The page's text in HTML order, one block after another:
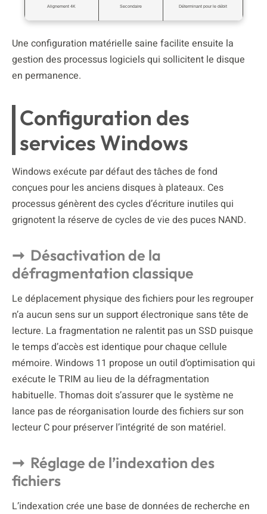
Alignement 4K Secondaire Déterminant pour le débit
Une configuration matérielle saine facilite ensuite la
gestion des processus logiciels qui sollicitent le disque
en permanence.
Configuration des
services Windows
Windows exécute par défaut des tâches de fond
conçues pour les anciens disques à plateaux. Ces
processus génèrent des cycles d’écriture inutiles qui
grignotent la réserve de cycles de vie des puces NAND.
Désactivation de la
défragmentation classique
Le déplacement physique des fichiers pour les regrouper
n’a aucun sens sur un support électronique sans tête de
lecture. La fragmentation ne ralentit pas un SSD puisque
le temps d’accès est identique pour chaque cellule
mémoire. Windows 11 propose un outil d’optimisation qui
exécute le TRIM au lieu de la défragmentation
habituelle. Thomas doit s’assurer que le système ne
lance pas de réorganisation lourde des fichiers sur son
lecteur C pour préserver l’intégrité de son matériel.
Réglage de l’indexation des
fichiers
L’indexation crée une base de données de recherche en